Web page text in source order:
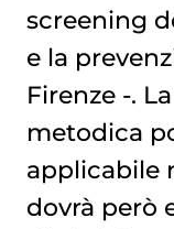
screening
e la
Firenze -.
metodica
applicabile
dovrà però